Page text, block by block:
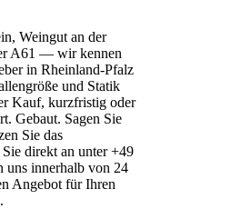
Weingut an der
A61 — wir kennen
in Rheinland-Pfalz
und Statik
Kauf, kurzfristig oder
Gebaut. Sagen Sie
Sie das
direkt an unter +49
innerhalb von 24
Angebot für Ihren